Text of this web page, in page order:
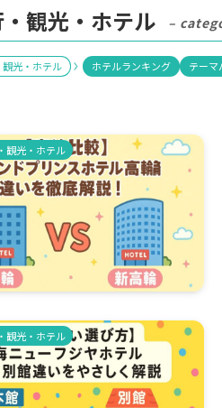
観光・ホテル –
光・ホテル ホテルランキング テーマ
観光・ホテル
観光・ホテル